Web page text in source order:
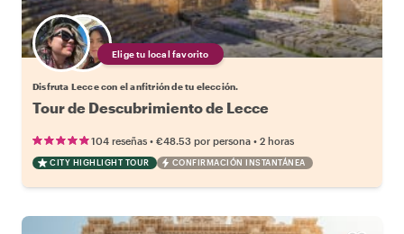
Elige tu local favorito
Disfruta Lecce con el anfitrión de tu elección.
Tour de Descubrimiento de Lecce
104 reseñas • €48.53 por persona • 2 horas
CITY HIGHLIGHT TOUR CONFIRMACIÓN INSTANTÁNEA